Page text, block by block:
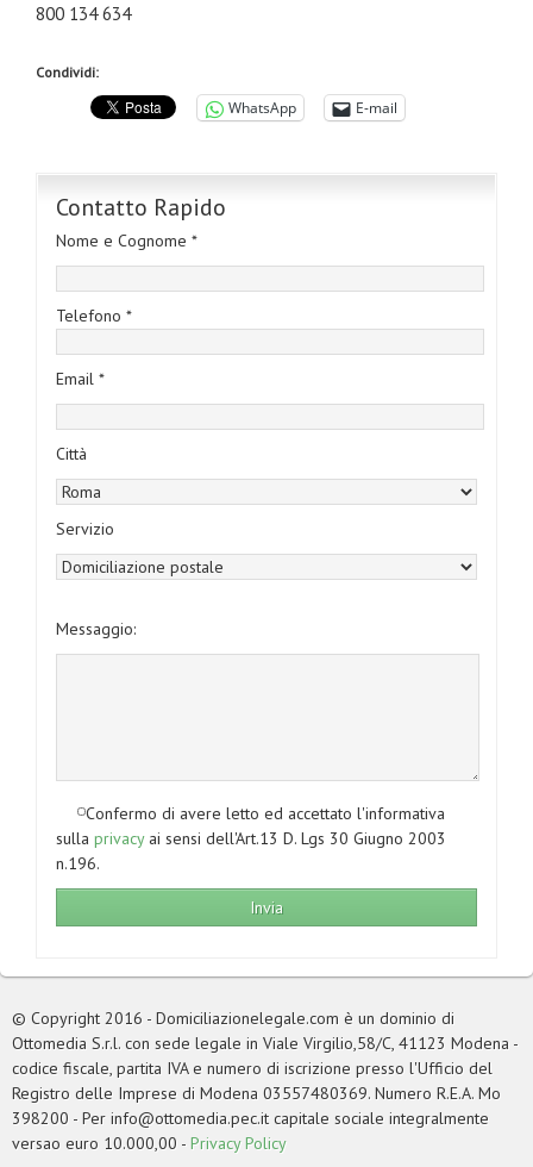
800 134 634
Condividi:
WhatsApp E-mail
Contatto Rapido
Nome e Cognome *
Telefono *
Email *
Città
Servizio
Messaggio:
Confermo di avere letto ed accettato l'informativa
sulla privacyai sensi dell'Art.13 D. Lgs 30 Giugno 2003
n.196.
© Copyright 2016 - Domiciliazionelegale.com è un dominio di
Ottomedia S.r.l. con sede legale in Viale Virgilio,58/C, 41123 Modena -
codice fiscale, partita IVA e numero di iscrizione presso l'Ufficio del
Registro delle Imprese di Modena 03557480369. Numero R.E.A. Mo
398200 - Per info@ottomedia.pec.itcapitale sociale integralmente
versao euro 10.000,00 - Privacy Policy